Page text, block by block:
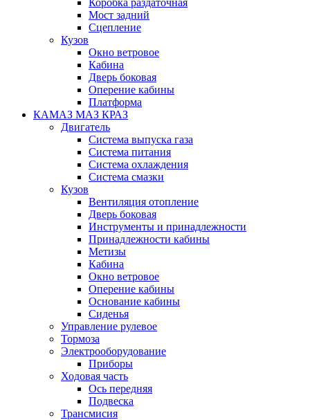
Коробка раздаточная
Мост задний
Сцепление
Кузов
Окно ветровое
Кабина
Дверь боковая
Оперение кабины
Платформа
КАМАЗ МАЗ КРАЗ
Двигатель
Система выпуска газа
Система питания
Система охлаждения
Система смазки
Кузов
Вентиляция отопление
Дверь боковая
Инструменты и принадлежности
Принадлежности кабины
Метизы
Кабина
Окно ветровое
Оперение кабины
Основание кабины
Сиденья
Управление рулевое
Тормоза
Электрооборудование
Приборы
Ходовая часть
Ось передняя
Подвеска
Трансмисия